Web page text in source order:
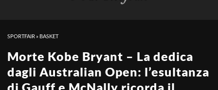
SPORTFAIR » BASKET
Morte Kobe Bryant – La dedica
dagli Australian Open: l’esultanza
di Gauff e McNally ricorda il